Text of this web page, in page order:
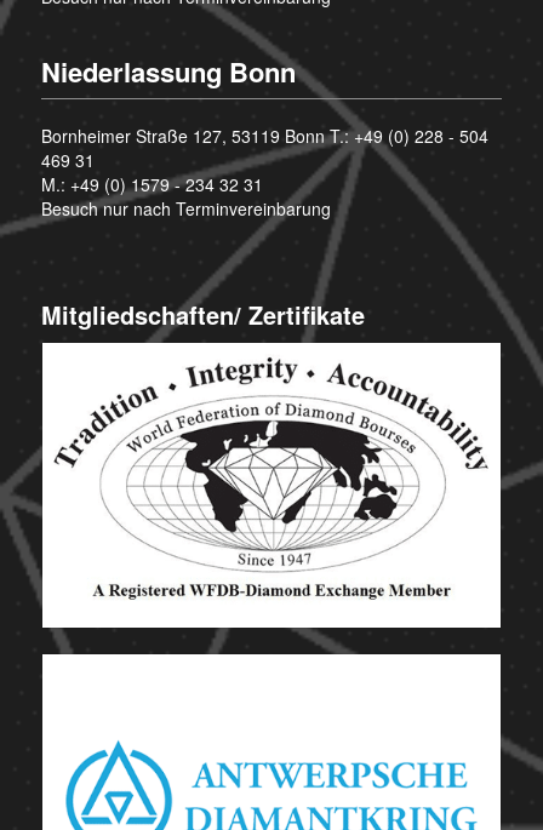
Niederlassung Bonn
Bornheimer Straße 127, 53119 Bonn T.:+49 (0) 228 - 504
469 31
M.: +49 (0) 1579 - 234 32 31
Besuch nur nach Terminvereinbarung
Mitgliedschaften/ Zertifikate